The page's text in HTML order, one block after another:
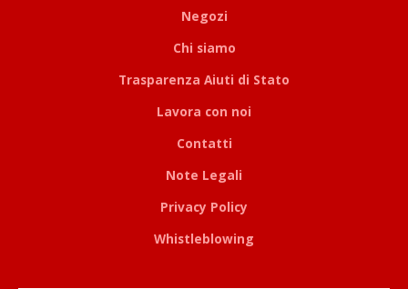
Negozi
Chi siamo
Trasparenza Aiuti di Stato
Lavora con noi
Contatti
Note Legali
Privacy Policy
Whistleblowing